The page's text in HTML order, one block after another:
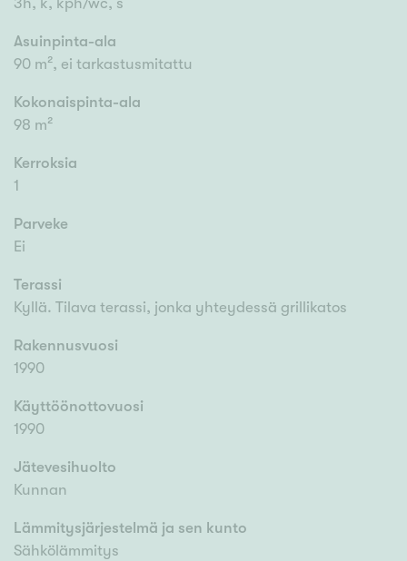
Asuinpinta-ala
90 m², ei tarkastusmitattu
Kokonaispinta-ala
98 m²
Kerroksia
1
Parveke
Ei
Terassi
Kyllä. Tilava terassi, jonka yhteydessä grillikatos
Rakennusvuosi
1990
Käyttöönottovuosi
1990
Jätevesihuolto
Kunnan
Lämmitysjärjestelmä ja sen kunto
Sähkölämmitys